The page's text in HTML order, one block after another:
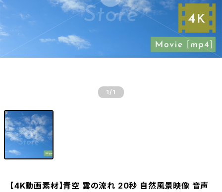
1 /1
【4K動画素材】青空 雲の流れ 20秒 自然風景映像 音声